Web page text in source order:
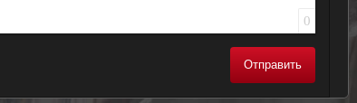
0
Отправить